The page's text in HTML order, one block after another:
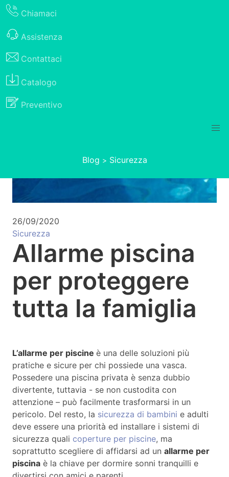
Chiamaci
Assistenza
Contattaci
Catalogo
Preventivo
Blog > Sicurezza
26/09/2020
Sicurezza
Allarme piscina
per proteggere
tutta la famiglia
L’allarme per piscine è una delle soluzioni più
pratiche e sicure per chi possiede una vasca.
Possedere una piscina privata è senza dubbio
divertente, tuttavia - se non custodita con
attenzione – può facilmente trasformarsi in un
pericolo. Del resto, la sicurezza di bambini e adulti
deve essere una priorità ed installare i sistemi di
sicurezza quali coperture per piscine, ma
soprattutto scegliere di affidarsi ad un allarme per
piscina è la chiave per dormire sonni tranquilli e